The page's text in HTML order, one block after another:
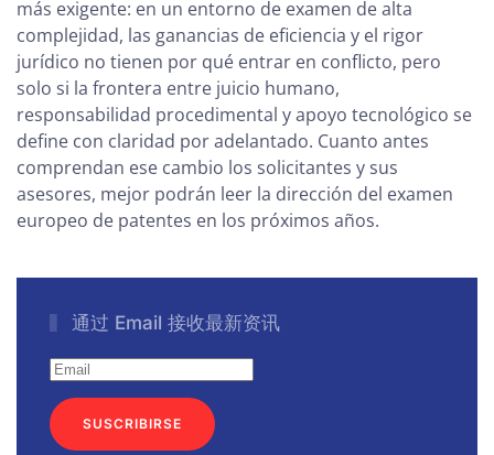
más exigente: en un entorno de examen de alta
complejidad, las ganancias de eficiencia y el rigor
jurídico no tienen por qué entrar en conflicto, pero
solo si la frontera entre juicio humano,
responsabilidad procedimental y apoyo tecnológico se
define con claridad por adelantado. Cuanto antes
comprendan ese cambio los solicitantes y sus
asesores, mejor podrán leer la dirección del examen
europeo de patentes en los próximos años.
通过 Email 接收最新资讯
SUSCRIBIRSE